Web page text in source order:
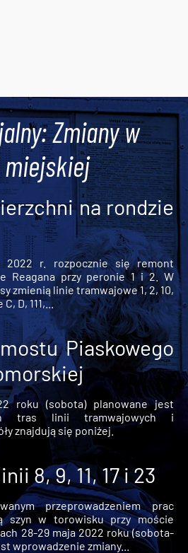
Zmiany w
na rondzie
r. rozpocznie się remont
Reagana przy peronie 1 i 2. W
zmienią linie tramwajowe 1, 2, 10,
D, 111,...
Piaskowego
roku (sobota) planowane jest
tras linii tramwajowych i
znajdują się poniżej.
8, 9, 11, 17 i 23
przeprowadzeniem prac
szyn w torowisku przy moście
28-29 maja 2022 roku (sobota-
wprowadzenie zmiany...